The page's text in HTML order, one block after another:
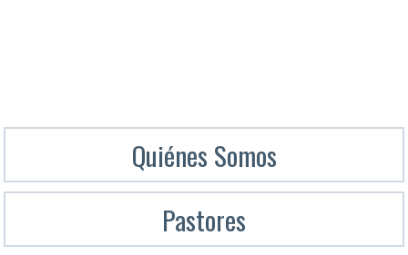
Quiénes Somos
Pastores